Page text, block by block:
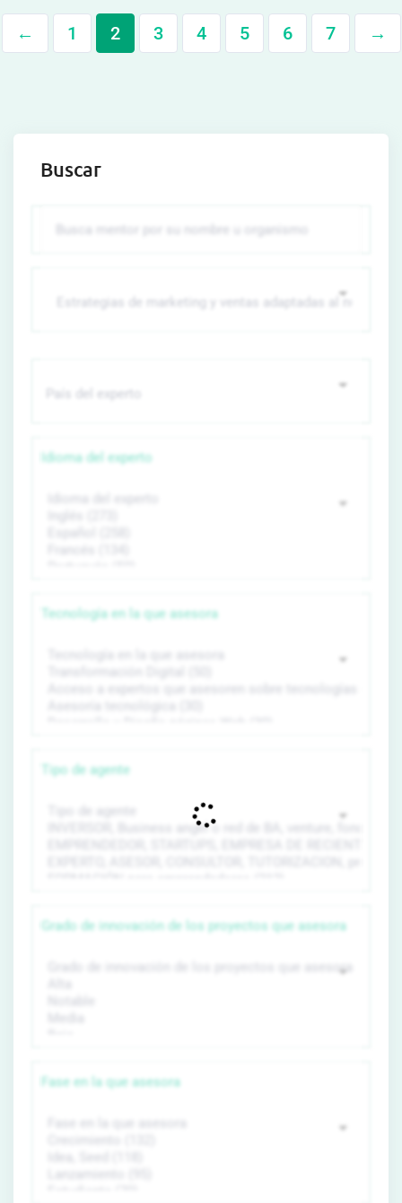
← 1 2 3 4 5 6 7 →
Buscar
Idioma del experto
Tecnología en la que asesora
Tipo de agente
Grado de innovación de los proyectos que asesora
Fase en la que asesora